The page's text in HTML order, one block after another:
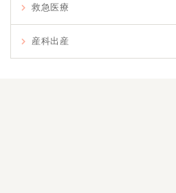
救急医療
産科出産